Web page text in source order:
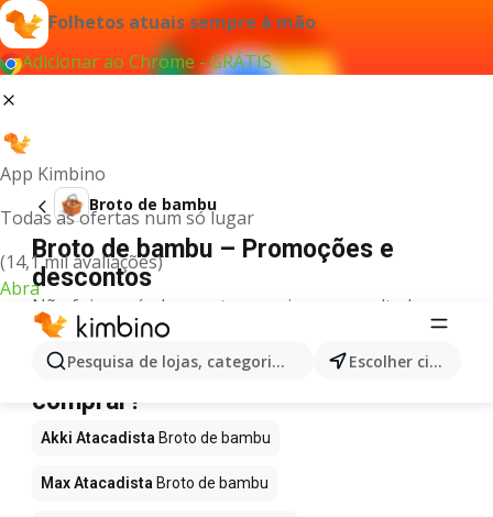
Folhetos atuais sempre à mão
Adicionar ao Chrome - GRÁTIS
App Kimbino
Todas as ofertas num só lugar
(14,1 mil avaliações)
Abra
Pesquisa de lojas, categorias,produtos... Escolher cidade
Broto de bambu
Broto de bambu – Promoções e
descontos
Não foi possível encontrar quaisquer resultados
para este termo.
Broto de bambu em promoção - Onde
comprar?
Akki Atacadista Broto de bambu
Max Atacadista Broto de bambu